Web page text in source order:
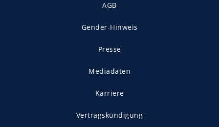
AGB
Gender-Hinweis
Presse
Mediadaten
Karriere
Vertragskündigung